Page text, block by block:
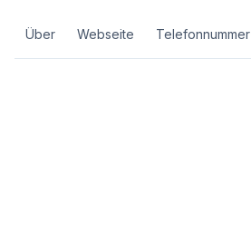
Über Webseite Telefonnummer